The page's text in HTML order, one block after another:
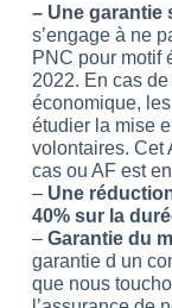
– Une garantie
s’engage à ne
PNC pour motif
2022. En cas
économique,
étudier la mise
volontaires. Cet
cas ou AF est
– Une
40% sur la
– Garantie du
garantie d un
que nous